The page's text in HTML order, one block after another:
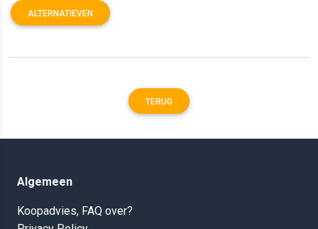
ALTERNATIEVEN
TERUG
Algemeen
Koopadvies, FAQ over?